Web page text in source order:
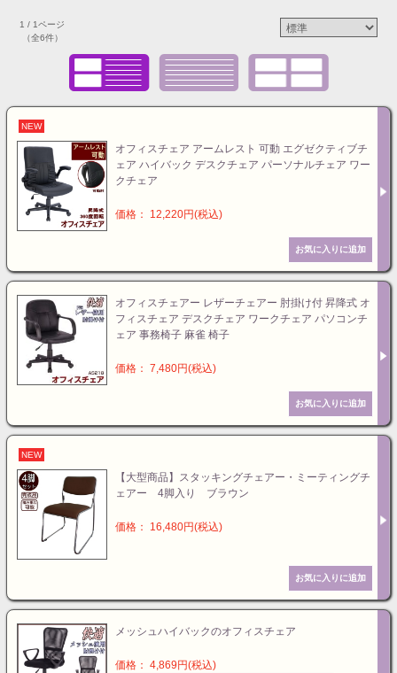
1 / 1ページ
（全6件）
NEW
オフィスチェア アームレスト 可動 エグゼクティブチ
ェア ハイバック デスクチェア パーソナルチェア ワー
クチェア
価格： 12,220円(税込)
オフィスチェアー レザーチェアー 肘掛け付 昇降式 オ
フィスチェア デスクチェア ワークチェア パソコンチ
ェア 事務椅子 麻雀 椅子
価格： 7,480円(税込)
NEW
【大型商品】スタッキングチェアー・ミーティングチ
ェアー 4脚入り ブラウン
価格： 16,480円(税込)
メッシュハイバックのオフィスチェア
価格： 4,869円(税込)